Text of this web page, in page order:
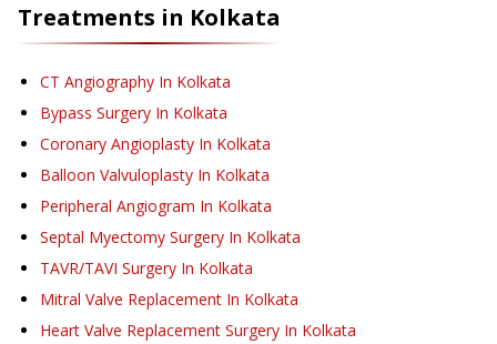
Treatments in Kolkata
CT Angiography In Kolkata
Bypass Surgery In Kolkata
Coronary Angioplasty In Kolkata
Balloon Valvuloplasty In Kolkata
Peripheral Angiogram In Kolkata
Septal Myectomy Surgery In Kolkata
TAVR/TAVI Surgery In Kolkata
Mitral Valve Replacement In Kolkata
Heart Valve Replacement Surgery In Kolkata